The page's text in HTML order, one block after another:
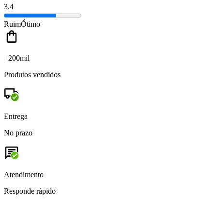
3.4
RuimÓtimo
+200mil
Produtos vendidos
Entrega
No prazo
Atendimento
Responde rápido